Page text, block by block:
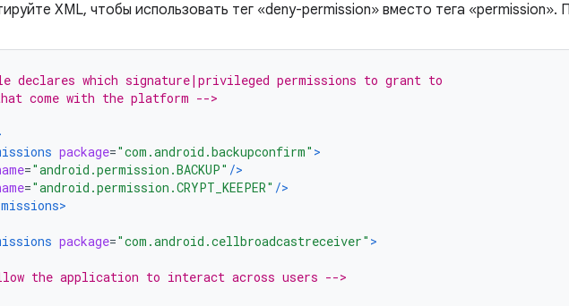
XML, чтобы использовать тег «deny-permission» вместо тега «permission».
declares which signature|privileged permissions to grant to
come with the platform -->
package="com.android.backupconfirm" >
="android.permission.BACKUP" />
="android.permission.CRYPT_KEEPER" />
package="com.android.cellbroadcastreceiver" >
the application to interact across users -->